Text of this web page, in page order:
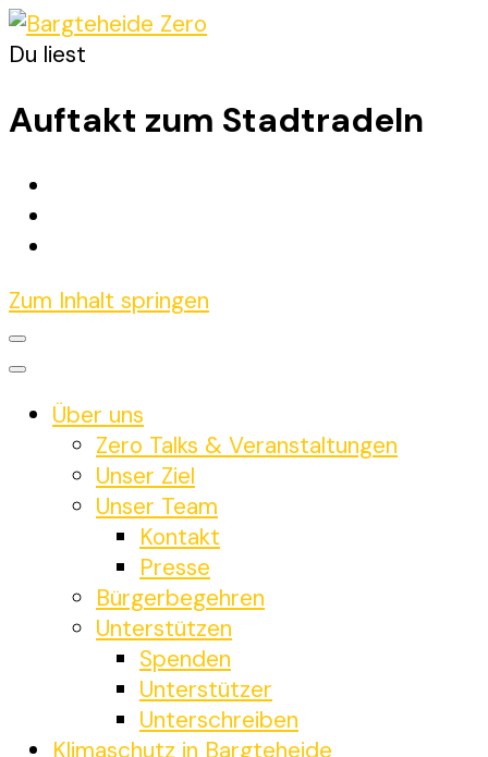
Du liest
Auftakt zum Stadtradeln
Zum Inhalt springen
Über uns
Zero Talks & Veranstaltungen
Unser Ziel
Unser Team
Kontakt
Presse
Bürgerbegehren
Unterstützen
Spenden
Unterstützer
Unterschreiben
Klimaschutz in Bargteheide